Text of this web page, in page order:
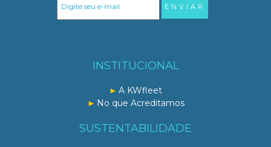
INSTITUCIONAL
A KWfleet
No que Acreditamos
SUSTENTABILIDADE